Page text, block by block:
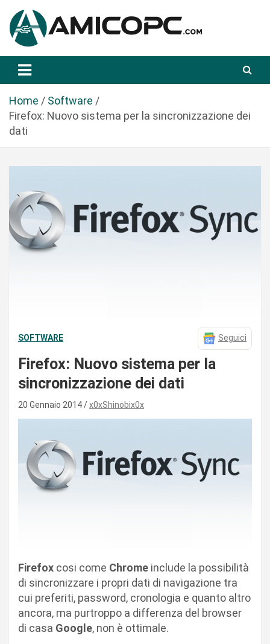
a
Amicopc.com
Home
Software
Firefox: Nuovo sistema per la sincronizzazione dei
dati
SOFTWARE Seguici
Firefox: Nuovo sistema per la
sincronizzazione dei dati
20 Gennaio 2014 x0xShinobix0x
Firefox cosi come Chrome include la possibilità
di sincronizzare i propri dati di navigazione tra
cui preferiti, password, cronologia e quanto altro
ancora, ma purtroppo a differenza del browser
di casa Google, non è ottimale.